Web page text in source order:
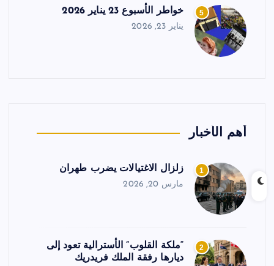
5 خواطر الأسبوع 23 يناير 2026
يناير 23, 2026
أهم الأخبار
1 زلزال الاغتيالات يضرب طهران
مارس 20, 2026
2
“ملكة القلوب” الأسترالية تعود إلى
ديارها رفقة الملك فريدريك